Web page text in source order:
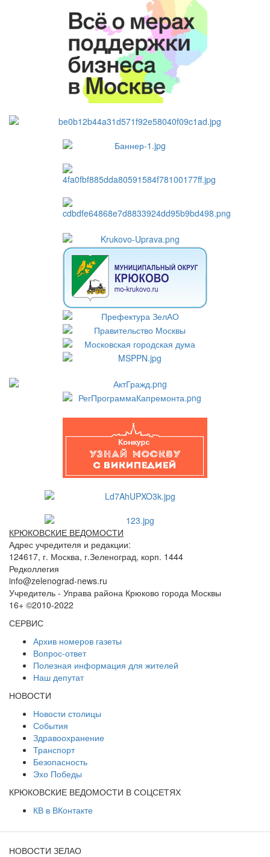
КРЮКОВСКИЕ ВЕДОМОСТИ
Адрес учредителя и редакции:
124617, г. Москва, г.Зеленоград, корп. 1444
Редколлегия
info@zelenograd-news.ru
Учредитель - Управа района Крюково города Москвы
16+ ©2010-2022
СЕРВИС
Архив номеров газеты
Вопрос-ответ
Полезная информация для жителей
Наш депутат
НОВОСТИ
Новости столицы
События
Здравоохранение
Транспорт
Безопасность
Эхо Победы
КРЮКОВСКИЕ ВЕДОМОСТИ В СОЦСЕТЯХ
КВ в ВКонтакте
НОВОСТИ ЗЕЛАО